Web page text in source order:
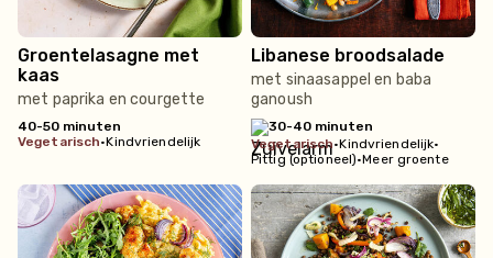
Groentelasagne met
kaas
met paprika en courgette
40-50 minuten
vegetarisch•Kindvriendelijk
Libanese broodsalade
met sinaasappel en baba
ganoush
30-40 minuten
vegetarisch•Kindvriendelijk•
Pittig (optioneel)•Meer groente